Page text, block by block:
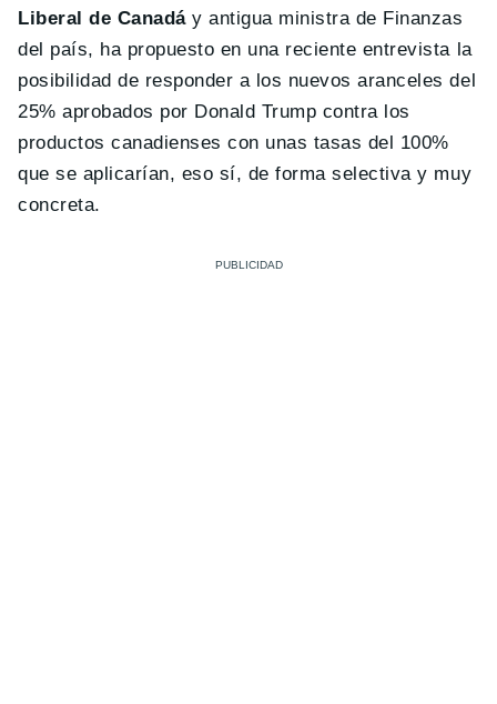
Liberal de Canadáy antigua ministra de Finanzas
del país, ha propuesto en una reciente entrevista la
posibilidad de responder a los nuevos aranceles del
25% aprobados por Donald Trump contra los
productos canadienses con unas tasas del 100%
que se aplicarían, eso sí, de forma selectiva y muy
concreta.